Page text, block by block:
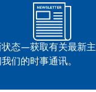
态—获取有关最新主
们的时事通讯。